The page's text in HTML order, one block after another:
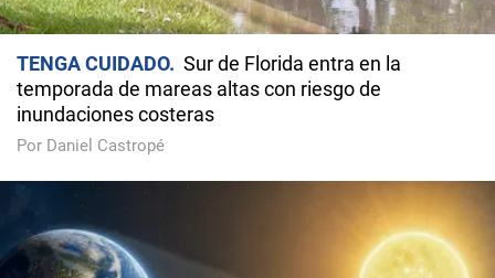
TENGA CUIDADO
Sur de Florida entra en la
temporada de mareas altas con riesgo de
inundaciones costeras
Por Daniel Castropé